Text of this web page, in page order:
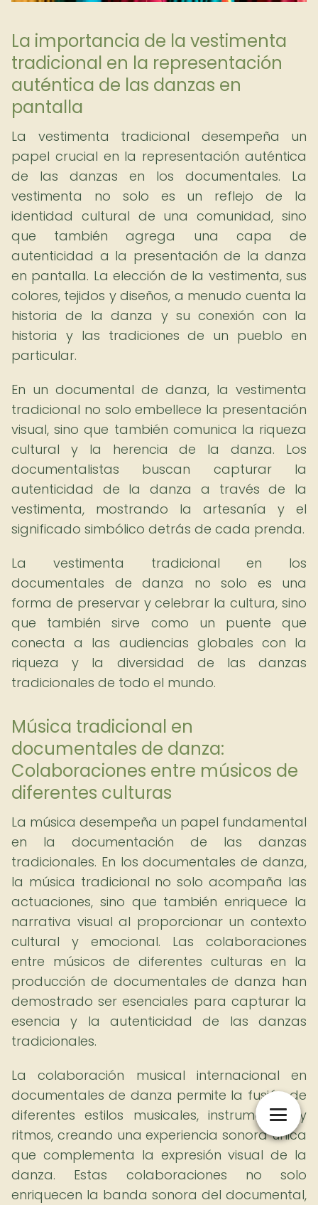
La importancia de la vestimenta
tradicional en la representación
auténtica de las danzas en
pantalla
La vestimenta tradicional desempeña un
papel crucial en la representación auténtica
de las danzas en los documentales. La
vestimenta no solo es un reflejo de la
identidad cultural de una comunidad, sino
que también agrega una capa de
autenticidad a la presentación de la danza
en pantalla. La elección de la vestimenta, sus
colores, tejidos y diseños, a menudo cuenta la
historia de la danza y su conexión con la
historia y las tradiciones de un pueblo en
particular.
En un documental de danza, la vestimenta
tradicional no solo embellece la presentación
visual, sino que también comunica la riqueza
cultural y la herencia de la danza. Los
documentalistas buscan capturar la
autenticidad de la danza a través de la
vestimenta, mostrando la artesanía y el
significado simbólico detrás de cada prenda.
La vestimenta tradicional en los
documentales de danza no solo es una
forma de preservar y celebrar la cultura, sino
que también sirve como un puente que
conecta a las audiencias globales con la
riqueza y la diversidad de las danzas
tradicionales de todo el mundo.
Música tradicional en
documentales de danza:
Colaboraciones entre músicos de
diferentes culturas
La música desempeña un papel fundamental
en la documentación de las danzas
tradicionales. En los documentales de danza,
la música tradicional no solo acompaña las
actuaciones, sino que también enriquece la
narrativa visual al proporcionar un contexto
cultural y emocional. Las colaboraciones
entre músicos de diferentes culturas en la
producción de documentales de danza han
demostrado ser esenciales para capturar la
esencia y la autenticidad de las danzas
tradicionales.
La colaboración musical internacional en
documentales de danza permite la fusión de
diferentes estilos musicales, instrumentos y
ritmos, creando una experiencia sonora única
que complementa la expresión visual de la
danza. Estas colaboraciones no solo
enriquecen la banda sonora del documental,